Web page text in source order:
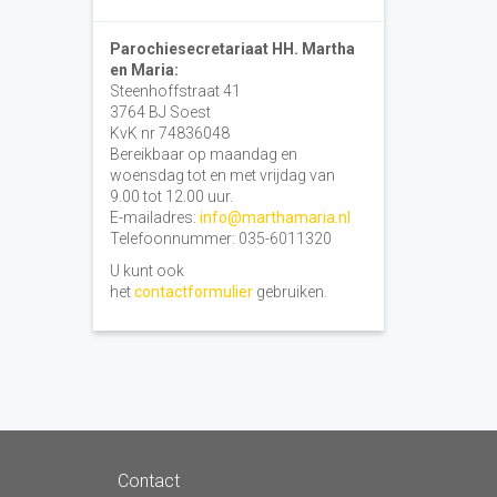
Parochiesecretariaat HH. Martha
en Maria:
Steenhoffstraat 41
3764 BJ Soest
KvK nr 74836048
Bereikbaar op maandag en
woensdag tot en met vrijdag van
9.00 tot 12.00 uur.
E-mailadres: info@marthamaria.nl
Telefoonnummer: 035-6011320
U kunt ook
hetcontactformuliergebruiken.
Contact